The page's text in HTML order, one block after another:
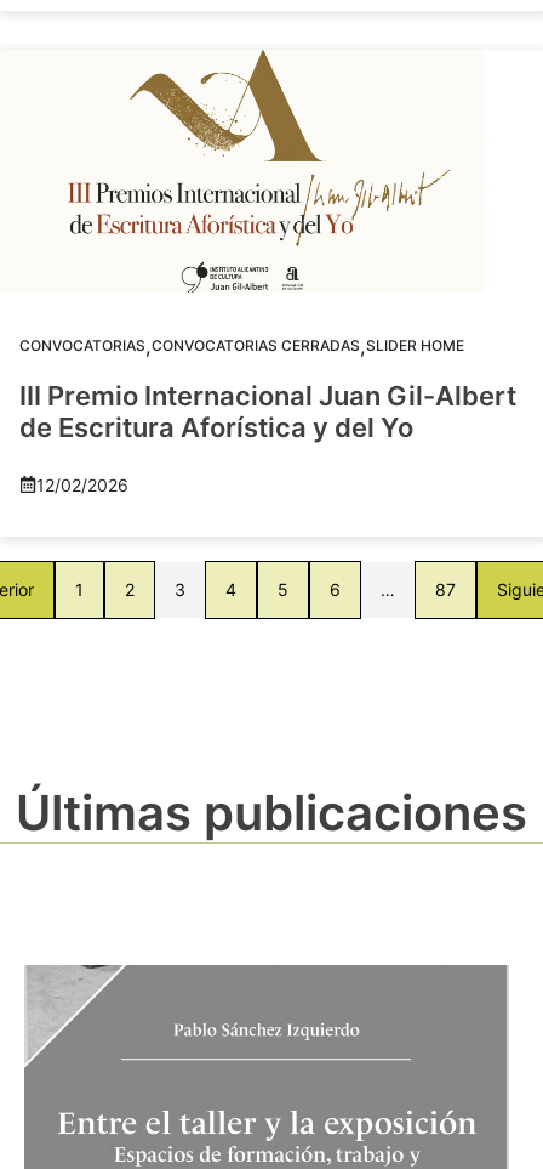
CONVOCATORIAS,CONVOCATORIAS CERRADAS,SLIDER HOME
III Premio Internacional Juan Gil-Albert
de Escritura Aforística y del Yo
12/02/2026
1 2 3 4 5 6 … 87
Últimas publicaciones